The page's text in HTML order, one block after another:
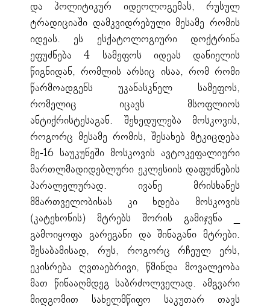
და პოლიტიკურ იდეოლოგემას, რუსულ
ტრადიციაში დამკვიდრებული მესამე რომის
იდეას. ეს ესქატოლოგიური დოქტრინა
ეფუძნება 4 სამეფოს იდეას დანიელის
წიგნიდან, რომლის არსიც ისაა, რომ რომი
წარმოადგენს უკანასკნელ სამეფოს,
რომელიც იცავს მსოფლიოს
ანტიქრისტესაგან. შეხედულება მოსკოვის,
როგორც მესამე რომის, შესახებ მტკიცდება
მე-16 საუკუნეში მოსკოვის ავტოკეფალიური
მართლმადიდებლური ეკლესიის დაფუძნების
პარალელურად. ივანე მრისხანეს
მმართველობისას კი ხდება მოსკოვის
(კატეხონის) მტრებს შორის გამიჯვნა _
გამოიყოფა გარეგანი და შინაგანი მტრები.
შესაბამისად, რუს, როგორც რჩეულ ერს,
ეკისრება ღვთაებრივი, წმინდა მოვალეობა
მათ წინააღმდეგ საბრძოლველად. ამგვარი
მიდგომით სახელმწიფო საკუთარ თავს